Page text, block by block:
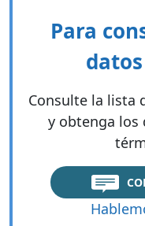
Para
Consulte la lista
y obtenga los